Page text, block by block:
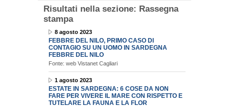
Risultati nella sezione: Rassegna
stampa
8 agosto 2023
FEBBRE DEL NILO, PRIMO CASO DI
CONTAGIO SU UN UOMO IN SARDEGNA
FEBBRE DEL NILO
Fonte: web Vistanet Cagliari
1 agosto 2023
ESTATE IN SARDEGNA: 6 COSE DA NON
FARE PER VIVERE IL MARE CON RISPETTO E
TUTELARE LA FAUNA E LA FLOR